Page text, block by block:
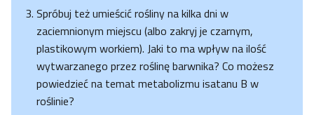
Spróbuj też umieścić rośliny na kilka dni w
zaciemnionym miejscu (albo zakryj je czarnym,
plastikowym workiem). Jaki to ma wpływ na ilość
wytwarzanego przez roślinę barwnika? Co możesz
powiedzieć na temat metabolizmu isatanu B w
roślinie?